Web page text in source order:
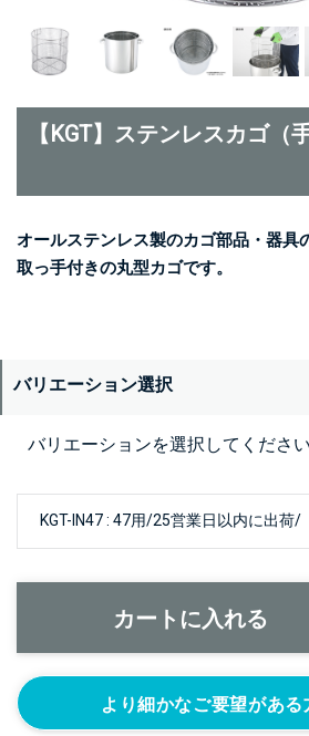
【KGT】ステンレスカゴ（
オールステンレス製のカゴ部品・器具
取っ手付きの丸型カゴです。
バリエーション選択
バリエーションを選択してください
より細かなご要望がある